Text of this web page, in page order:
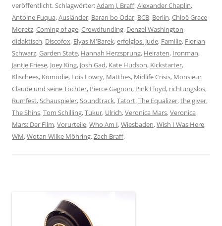
veröffentlicht. Schlagwörter:Adam J. Braff,Alexander Chaplin,
Antoine Fuqua,Ausländer, Baran bo Odar, BCB, Berlin,Chloë Grace
Moretz,Coming of age,Crowdfunding, Denzel Washington,
didaktisch, Discofox, Elyas M'Barek,erfolglos. Jude, Familie, Florian
Schwarz,Garden State, Hannah Herzsprung, Heiraten, Ironman,
Jantje Friese, Joey King, Josh Gad, Kate Hudson, Kickstarter,
Klischees, Komödie, Lois Lowry, Matthes, Midlife Crisis, Monsieur
Claude und seine Töchter, Pierce Gagnon, Pink Floyd, richtungslos,
Rumfest,Schauspieler,Soundtrack,Tatort,The Equalizer,the giver,
The Shins,Tom Schilling,Tukur, Ulrich,Veronica Mars,Veronica
Mars: Der Film,Vorurteile,Who Am I,Wiesbaden,Wish I Was Here,
WM,Wotan Wilke Möhring,Zach Braff.